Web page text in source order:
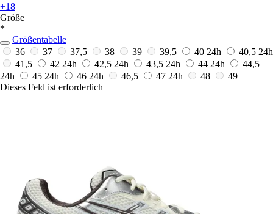
+18
Größe
*
Größentabelle
36
37 37,5 38 39 39,5 40 24h 40,5 24h
41,5
42 24h 42,5 24h 43,5 24h 44 24h
44,5
24h
45 24h 46 24h 46,5 47 24h 48
49
Dieses Feld ist erforderlich